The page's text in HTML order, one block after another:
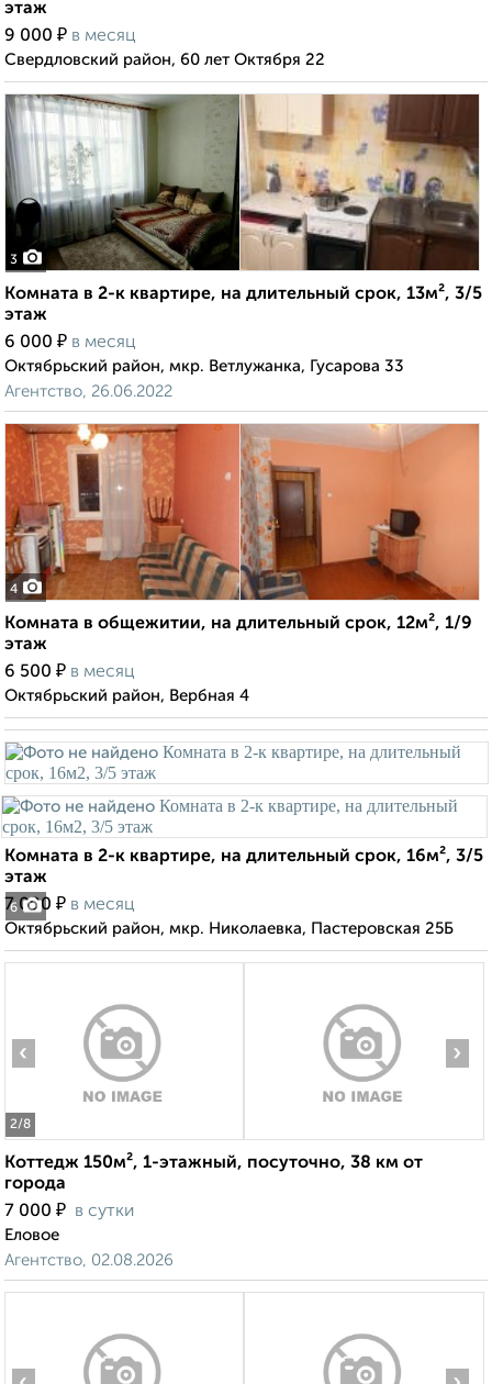
этаж
9 000 ₽ в месяц
Свердловский район, 60 лет Октября 22
3
Комната в 2-к квартире, на длительный срок, 13м², 3/5
этаж
6 000 ₽ в месяц
Октябрьский район, мкр. Ветлужанка, Гусарова 33
Агентство, 26.06.2022
4
Комната в общежитии, на длительный срок, 12м², 1/9
этаж
6 500 ₽ в месяц
Октябрьский район, Вербная 4
6
Комната в 2-к квартире, на длительный срок, 16м², 3/5
этаж
7 000 ₽ в месяц
Октябрьский район, мкр. Николаевка, Пастеровская 25Б
2/8
‹ ›
Коттедж 150м², 1-этажный, посуточно, 38 км от
города
7 000 ₽ в сутки
Еловое
Агентство, 02.08.2026